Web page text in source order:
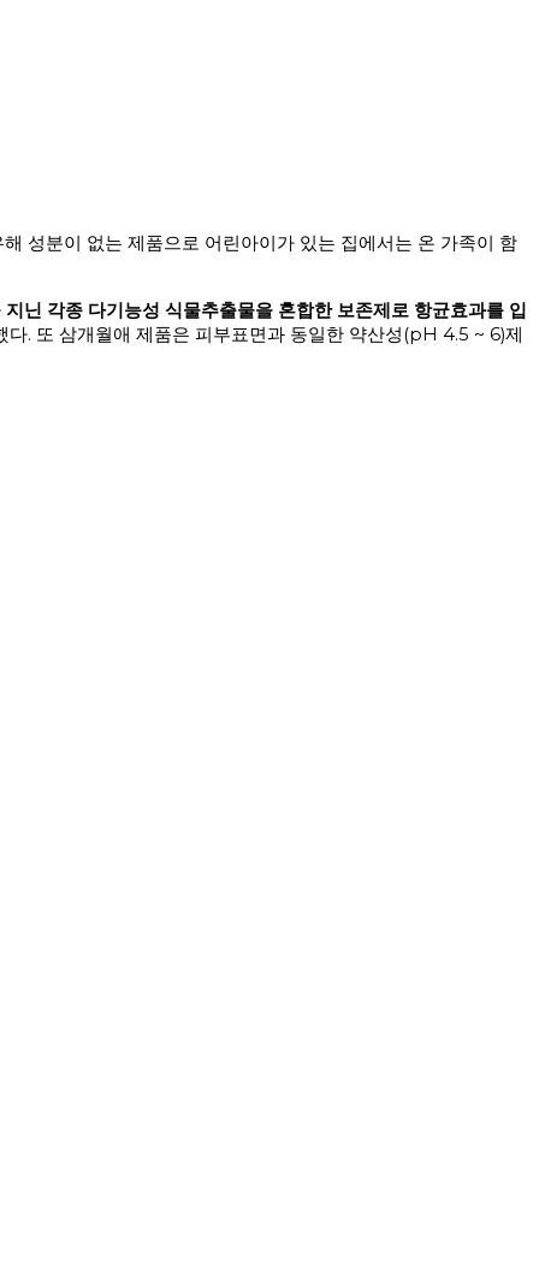
성분이 없는 제품으로 어린아이가 있는 집에서는 온 가족이 함
닌 각종 다기능성 식물추출물을 혼합한 보존제로 항균효과를 입
다. 또 삼개월애 제품은 피부표면과 동일한 약산성(pH 4.5 ~ 6)제